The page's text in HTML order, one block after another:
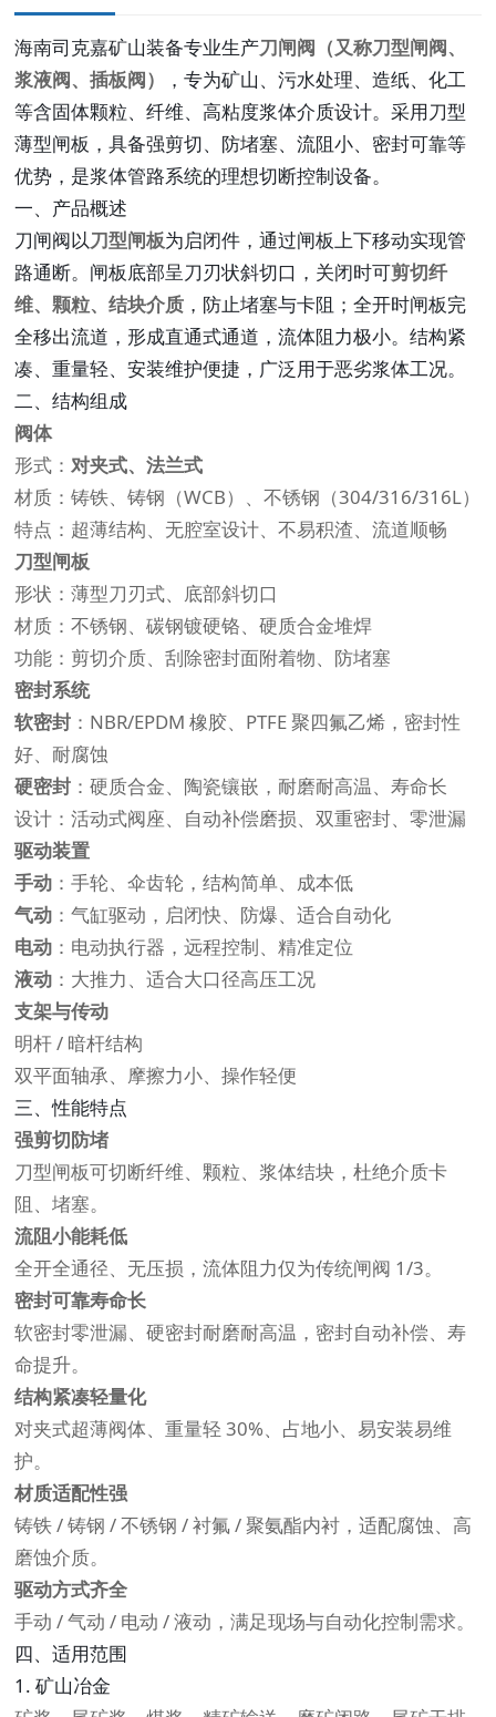
海南司克嘉矿山装备专业生产刀闸阀（又称刀型闸阀、
浆液阀、插板阀）
，专为矿山、污水处理、造纸、化工
等含固体颗粒、纤维、高粘度浆体介质设计。采用刀型
薄型闸板，具备强剪切、防堵塞、流阻小、密封可靠等
优势，是浆体管路系统的理想切断控制设备。
一、产品概述
刀闸阀以刀型闸板为启闭件，通过闸板上下移动实现管
路通断。闸板底部呈刀刃状斜切口，关闭时可剪切纤
维、颗粒、结块介质 ，防止堵塞与卡阻；全开时闸板完
全移出流道，形成直通式通道，流体阻力极小。结构紧
凑、重量轻、安装维护便捷，广泛用于恶劣浆体工况。
二、结构组成
阀体
形式：对夹式、法兰式
材质：铸铁、铸钢（WCB）、不锈钢（304/316/316L）
特点：超薄结构、无腔室设计、不易积渣、流道顺畅
刀型闸板
形状：薄型刀刃式、底部斜切口
材质：不锈钢、碳钢镀硬铬、硬质合金堆焊
功能：剪切介质、刮除密封面附着物、防堵塞
密封系统
软密封 ：NBR/EPDM 橡胶、PTFE 聚四氟乙烯，密封性
好、耐腐蚀
硬密封 ：硬质合金、陶瓷镶嵌，耐磨耐高温、寿命长
设计：活动式阀座、自动补偿磨损、双重密封、零泄漏
驱动装置
手动 ：手轮、伞齿轮，结构简单、成本低
气动 ：气缸驱动，启闭快、防爆、适合自动化
电动 ：电动执行器，远程控制、精准定位
液动 ：大推力、适合大口径高压工况
支架与传动
明杆 / 暗杆结构
双平面轴承、摩擦力小、操作轻便
三、性能特点
强剪切防堵
刀型闸板可切断纤维、颗粒、浆体结块，杜绝介质卡
阻、堵塞。
流阻小能耗低
全开全通径、无压损，流体阻力仅为传统闸阀 1/3。
密封可靠寿命长
软密封零泄漏、硬密封耐磨耐高温，密封自动补偿、寿
命提升。
结构紧凑轻量化
对夹式超薄阀体、重量轻 30%、占地小、易安装易维
护。
材质适配性强
铸铁 / 铸钢 / 不锈钢 / 衬氟 / 聚氨酯内衬，适配腐蚀、高
磨蚀介质。
驱动方式齐全
手动 / 气动 / 电动 / 液动，满足现场与自动化控制需求。
四、适用范围
1. 矿山冶金